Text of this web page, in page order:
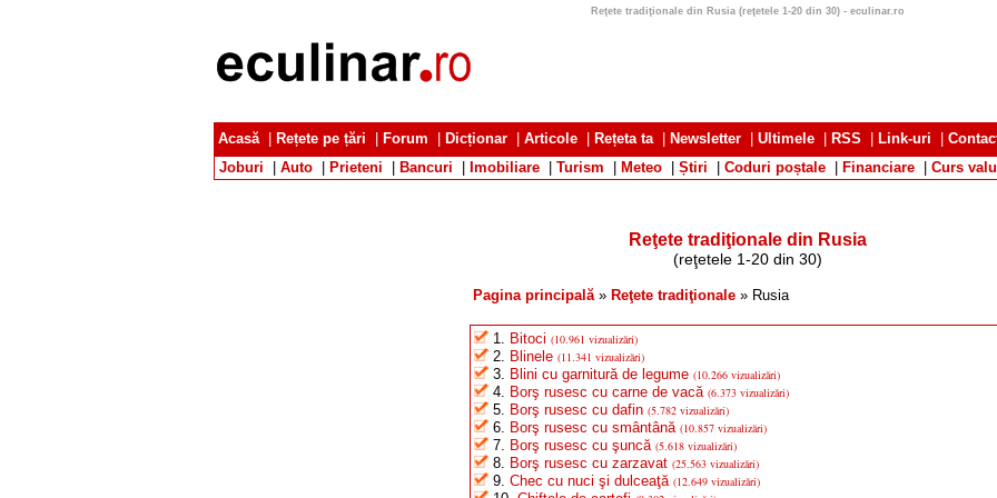
Reţete tradiţionale din Rusia (reţetele 1-20 din 30) - eculinar.ro
Acasă| Rețete pe țări Forum Dicționar Articole Rețeta ta| Newsletter Ultimele RSS Link-uri
Joburi
Auto Prieteni Bancuri Imobiliare Turism Meteo Știri Coduri poștale Financiare Curs
Reţete tradiţionale din Rusia
(reţetele 1-20 din 30)
Pagina principală» Reţete tradiţionale » Rusia
1. Bitoci (10.961 vizualizări)
2. Blinele (11.341 vizualizări)
3. Blini cu garnitură de legume (10.266 vizualizări)
4. Borş rusesc cu carne de vacă (6.373 vizualizări)
5. Borş rusesc cu dafin (5.782 vizualizări)
6. Borş rusesc cu smântână (10.857 vizualizări)
7. Borş rusesc cu şuncă (5.618 vizualizări)
8. Borş rusesc cu zarzavat (25.563 vizualizări)
9. Chec cu nuci şi dulceaţă (12.649 vizualizări)